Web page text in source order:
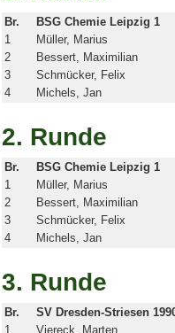
Br.
BSG Chemie Leipzig 1
1
Müller, Marius
2
Bessert, Maximilian
3
Schmücker, Felix
4
Michels, Jan
2. Runde
Br.
BSG Chemie Leipzig 1
1
Müller, Marius
2
Bessert, Maximilian
3
Schmücker, Felix
4
Michels, Jan
3. Runde
Br.
SV Dresden-Striesen
1
Viereck, Marten